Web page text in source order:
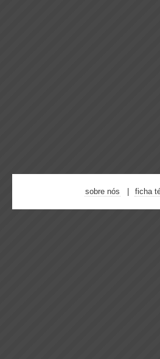
sobre nós ficha